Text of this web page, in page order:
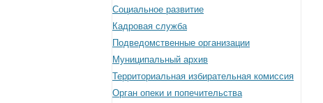
Социальное развитие
Кадровая служба
Подведомственные организации
Муниципальный архив
Территориальная избирательная комиссия
Орган опеки и попечительства